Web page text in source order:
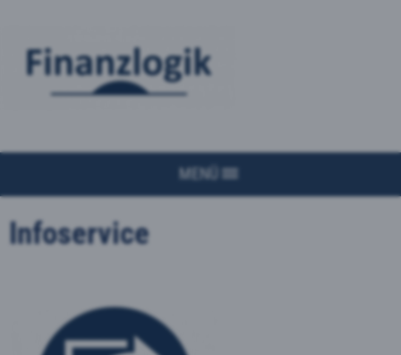
MENÜ
Infoservice